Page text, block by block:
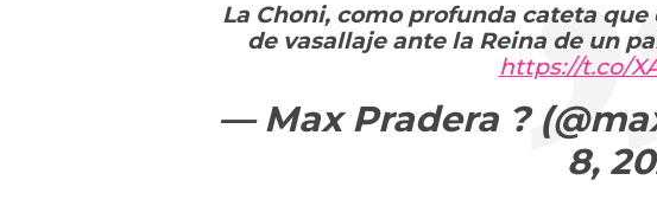
La Choni, como profunda cateta
de vasallaje ante la Reina de un
https://t.co/
— Max Pradera ?
8,